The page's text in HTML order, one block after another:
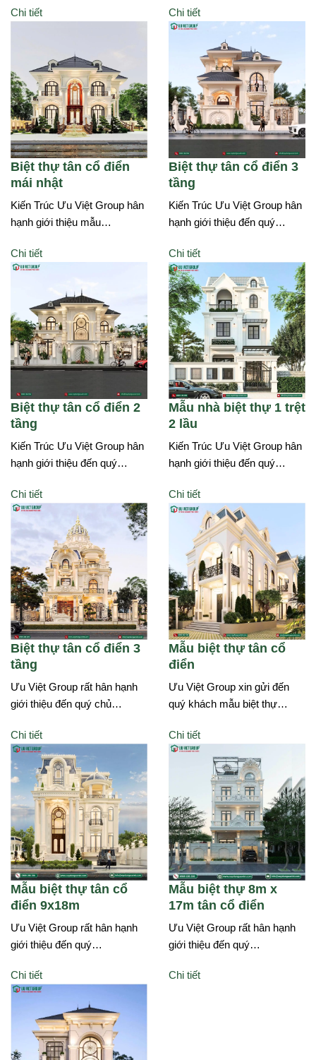
Chi tiết Chi tiết
Biệt thự tân cổ điển
mái nhật
Kiến Trúc Ưu Việt Group hân
hạnh giới thiệu mẫu…
Chi tiết
Biệt thự tân cổ điển 3
tầng
Kiến Trúc Ưu Việt Group hân
hạnh giới thiệu đến quý…
Chi tiết
Biệt thự tân cổ điển 2
tầng
Kiến Trúc Ưu Việt Group hân
hạnh giới thiệu đến quý…
Chi tiết
Mẫu nhà biệt thự 1 trệt
2 lầu
Kiến Trúc Ưu Việt Group hân
hạnh giới thiệu đến quý…
Chi tiết
Biệt thự tân cổ điển 3
tầng
Ưu Việt Group rất hân hạnh
giới thiệu đến quý chủ…
Chi tiết
Mẫu biệt thự tân cổ
điển
Ưu Việt Group xin gửi đến
quý khách mẫu biệt thự…
Chi tiết
Mẫu biệt thự tân cổ
điển 9x18m
Ưu Việt Group rất hân hạnh
giới thiệu đến quý…
Chi tiết
Mẫu biệt thự 8m x
17m tân cổ điển
Ưu Việt Group rất hân hạnh
giới thiệu đến quý…
Chi tiết